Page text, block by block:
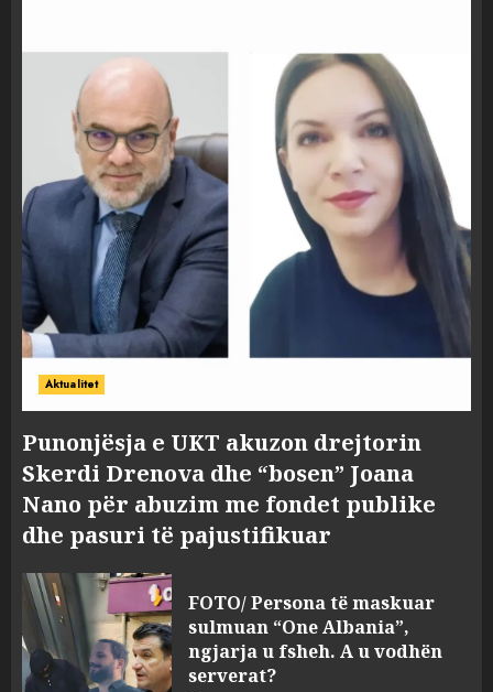
Aktualitet
Punonjësja e UKT akuzon drejtorin
Skerdi Drenova dhe “bosen” Joana
Nano për abuzim me fondet publike
dhe pasuri të pajustifikuar
FOTO/ Persona të maskuar
sulmuan “One Albania”,
ngjarja u fsheh. A u vodhën
serverat?